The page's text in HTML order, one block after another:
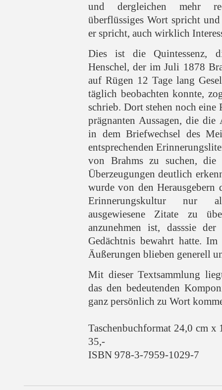
und dergleichen mehr
überflüssiges Wort spricht
er spricht, auch wirklich
Dies ist die Quintessenz,
Henschel, der im Juli 1878
auf Rügen 12 Tage lang
täglich beobachten konnte,
schrieb. Dort stehen noch eine
prägnanten Aussagen, die
in dem Briefwechsel des
entsprechenden
von Brahms zu suchen, die
Überzeugungen deutlich
wurde von den Herausgebern
Erinnerungskultur nur
ausgewiesene Zitate zu
anzunehmen ist, dasssie
Gedächtnis bewahrt hatte.
Äußerungen blieben generell
Mit dieser Textsammlung
das den bedeutenden
ganz persönlich zu Wort
Taschenbuchformat 24,0 cm
35,-
ISBN 978-3-7959-1029-7